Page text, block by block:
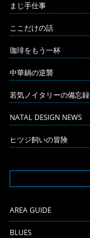
まじ手仕事
ここだけの話
珈琲をもう一杯
中華鍋の逆襲
若気ノイタリーの備忘録
NATAL DESIGN NEWS
ヒツジ飼いの冒険
AREA GUIDE
BLUES